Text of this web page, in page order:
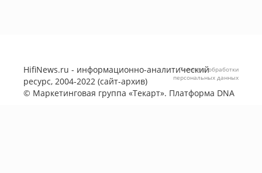
HifiNews.ru - информационно-аналитический
ресурс, 2004-2022 (сайт-архив)
© Маркетинговая группа «Текарт». Платформа DNA
Политика обработки
персональных данных